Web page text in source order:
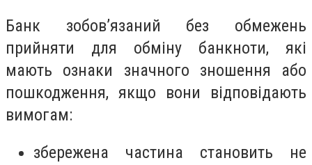
Банк зобов’язаний без обмежень
прийняти для обміну банкноти, які
мають ознаки значного зношення або
пошкодження, якщо вони відповідають
вимогам:
збережена частина становить не